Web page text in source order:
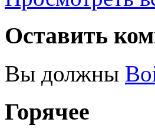
Оставить
Вы должны
Горячее